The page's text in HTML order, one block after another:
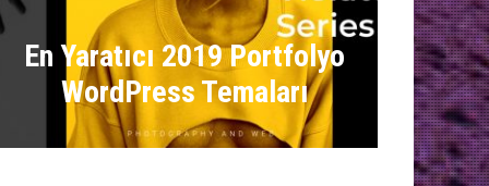
En Yaratıcı 2019 Portfolyo
WordPress Temaları
19